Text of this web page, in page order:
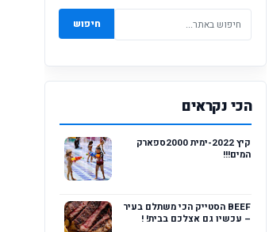
חיפוש
הכי נקראים
קיץ 2022-ימית 2000ספארק
המים!!!
BEEF הסטייק הכי משתלם בעיר
– עכשיו גם אצלכם בבית! !